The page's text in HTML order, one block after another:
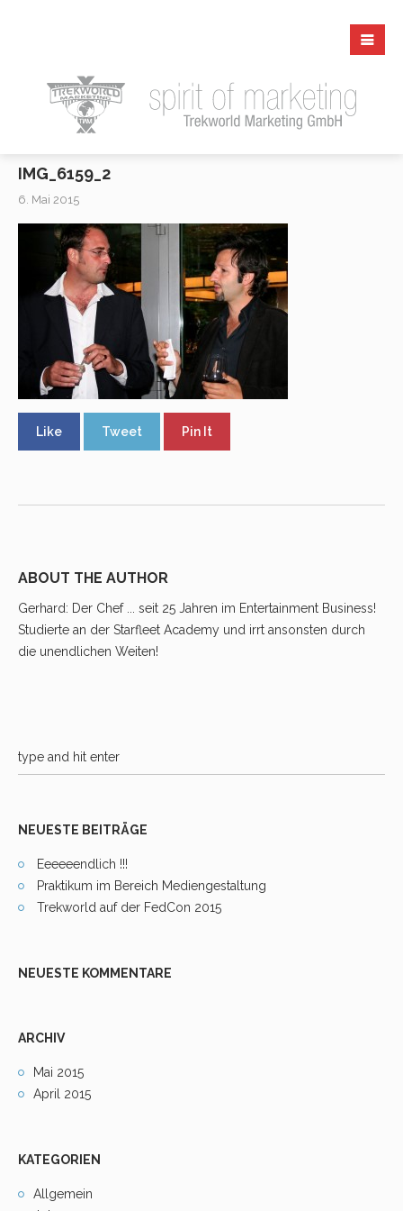
IMG_6159_2
6. Mai 2015
Like Tweet Pin It
ABOUT THE AUTHOR
Gerhard: Der Chef ... seit 25 Jahren im Entertainment Business!
Studierte an der Starfleet Academy und irrt ansonsten durch
die unendlichen Weiten!
NEUESTE BEITRÄGE
Eeeeeendlich !!!
Praktikum im Bereich Mediengestaltung
Trekworld auf der FedCon 2015
NEUESTE KOMMENTARE
ARCHIV
Mai 2015
April 2015
KATEGORIEN
Allgemein